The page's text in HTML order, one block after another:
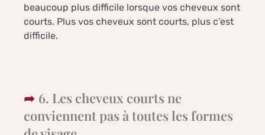
beaucoup plus difficile lorsque vos cheveux sont
courts. Plus vos cheveux sont courts, plus c’est
difficile.
6. Les cheveux courts ne
conviennent pas à toutes les formes